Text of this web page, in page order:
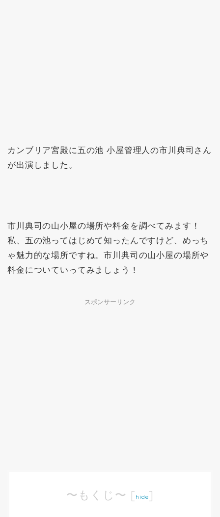
カンブリア宮殿に五の池 小屋管理人の市川典司さん
が出演しました。
市川典司の山小屋の場所や料金を調べてみます！
私、五の池ってはじめて知ったんですけど、めっち
ゃ魅力的な場所ですね。市川典司の山小屋の場所や
料金についていってみましょう！
スポンサーリンク
〜もくじ〜 [ hide]